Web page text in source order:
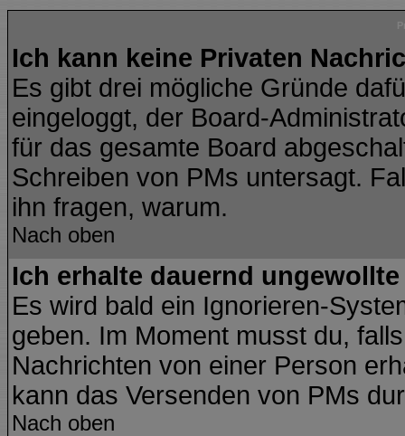
Ich kann keine Privaten
Es gibt drei mögliche Gründe
eingeloggt, der Board-
für das gesamte Board
Schreiben von PMs untersagt.
ihn fragen, warum.
Nach oben
Ich erhalte dauernd ungewollte
Es wird bald ein Ignorieren-
geben. Im Moment musst du,
Nachrichten von einer Person
kann das Versenden von PMs
Nach oben